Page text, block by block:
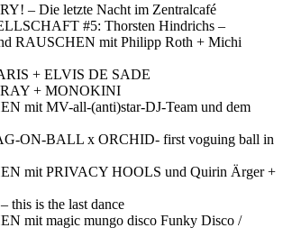
– Die letzte Nacht im Zentralcafé
#5: Thorsten Hindrichs –
RAUSCHEN mit Philipp Roth + Michi
+ ELVIS DE SADE
+ MONOKINI
mit MV-all-(anti)star-DJ-Team und dem
ON-BALL x ORCHID- first voguing ball in
mit PRIVACY HOOLS und Quirin Ärger +
this is the last dance
mit magic mungo disco Funky Disco /